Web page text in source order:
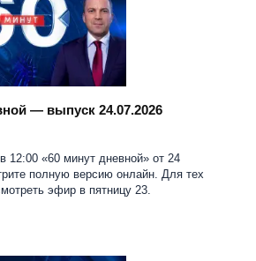
— выпуск 24.07.2026
12:00 «60 минут дневной» от 24
полную версию онлайн. Для тех
эфир в пятницу 23.